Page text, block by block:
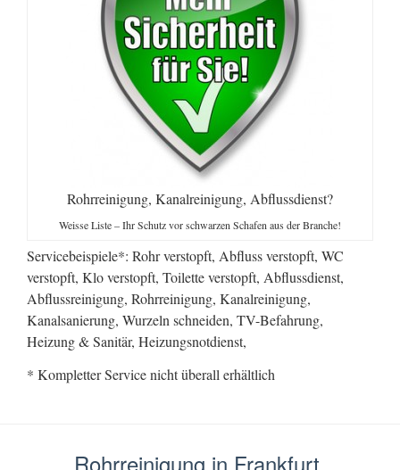
Rohrreinigung, Kanalreinigung, Abflussdienst?
Weisse Liste – Ihr Schutz vor schwarzen Schafen aus der Branche!
Servicebeispiele*: Rohr verstopft, Abfluss verstopft, WC
verstopft, Klo verstopft, Toilette verstopft, Abflussdienst,
Abflussreinigung, Rohrreinigung, Kanalreinigung,
Kanalsanierung, Wurzeln schneiden, TV-Befahrung,
Heizung & Sanitär, Heizungsnotdienst,
* Kompletter Service nicht überall erhältlich
Rohrreinigung in Frankfurt,